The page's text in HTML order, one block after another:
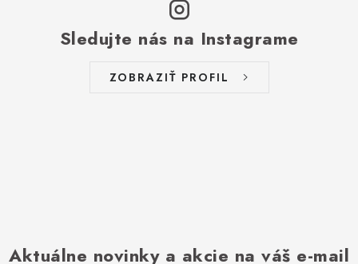
Sledujte nás na Instagrame
ZOBRAZIŤ PROFIL
Aktuálne novinky a akcie na váš e-mail